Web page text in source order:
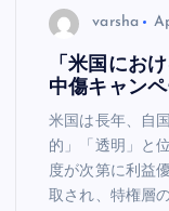
varsha
「米国にお
中傷キャン
米国は長年、自
的」「透明」と
度が次第に利益
取され、特権層